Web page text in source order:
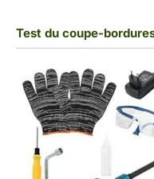
Test du coupe-